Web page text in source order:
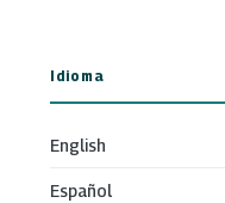
Idioma
English
Español